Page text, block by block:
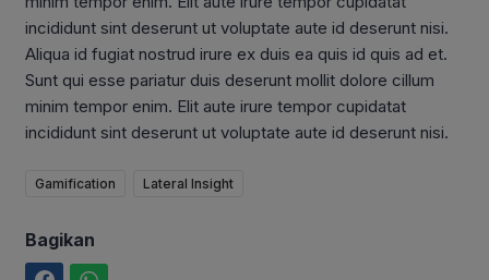
incididunt sint deserunt ut voluptate aute id deserunt nisi.
Aliqua id fugiat nostrud irure ex duis ea quis id quis ad et.
Sunt qui esse pariatur duis deserunt mollit dolore cillum
minim tempor enim. Elit aute irure tempor cupidatat
incididunt sint deserunt ut voluptate aute id deserunt nisi.
Gamification Lateral Insight
Bagikan